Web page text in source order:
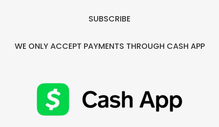
SUBSCRIBE
WE ONLY ACCEPT PAYMENTS THROUGH CASH APP